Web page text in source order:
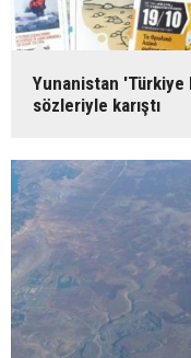
Yunanistan 'Türkiye
sözleriyle karıştı